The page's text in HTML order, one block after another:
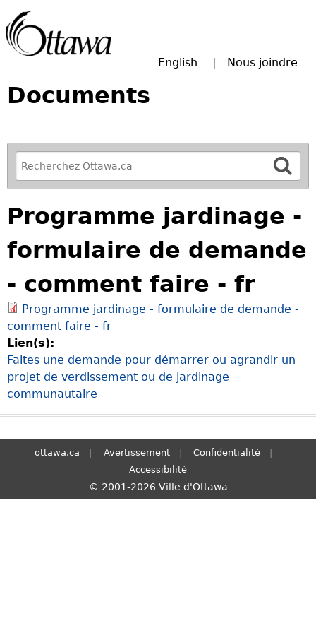
English Nous joindre
Documents
R
e
f
i
e
y
r
S
e
a
r
c
h
Programme jardinage -
formulaire de demande
- comment faire - fr
Programme jardinage - formulaire de demande -
comment faire - fr
Lien(s):
Faites une demande pour démarrer ou agrandir un
projet de verdissement ou de jardinage
communautaire
ottawa.ca Avertissement
Confidentialité
Accessibilité
© 2001-2026 Ville d'Ottawa